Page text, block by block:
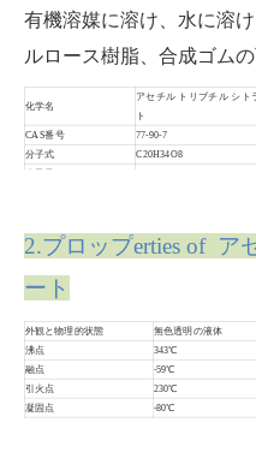
有機溶媒に溶け、水に溶
ルロース樹脂、合成ゴム
化学名
アセチル トリブチル シト
ト
CAS番号
77-90-7
分子式 C20H34O8
2.プロップerties of ア
ート
外観と物理的状態
無色透明の液体
沸点
343℃
融点
-59℃
引火点
230℃
凝固点
-80℃